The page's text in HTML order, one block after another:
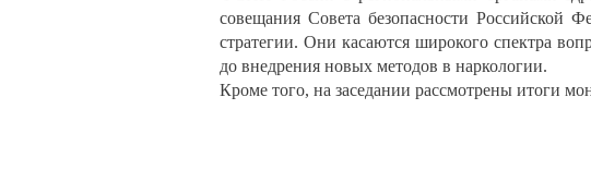
совещания Совета безопасности Российской
стратегии. Они касаются широкого спектра
до внедрения новых методов в наркологии.
Кроме того, на заседании рассмотрены итоги